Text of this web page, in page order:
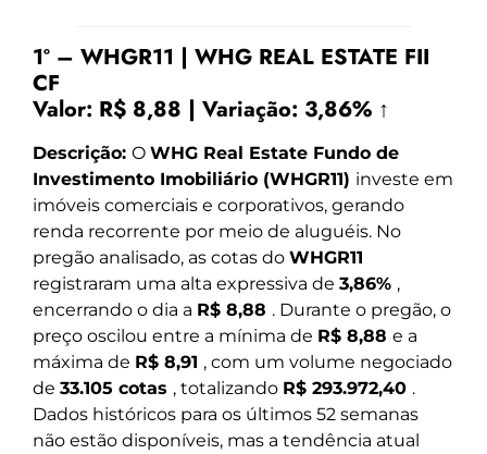
1º – WHGR11 | WHG REAL ESTATE FII
CF
Valor: R$ 8,88 | Variação: 3,86% ↑
Descrição: O WHG Real Estate Fundo de
Investimento Imobiliário (WHGR11) investe em
imóveis comerciais e corporativos, gerando
renda recorrente por meio de aluguéis. No
pregão analisado, as cotas do WHGR11
registraram uma alta expressiva de 3,86% ,
encerrando o dia a R$ 8,88 . Durante o pregão, o
preço oscilou entre a mínima de R$ 8,88 e a
máxima de R$ 8,91 , com um volume negociado
de 33.105 cotas , totalizando R$ 293.972,40 .
Dados históricos para os últimos 52 semanas
não estão disponíveis, mas a tendência atual